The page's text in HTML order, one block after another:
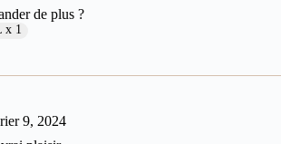
de plus ?
x 1
9, 2024